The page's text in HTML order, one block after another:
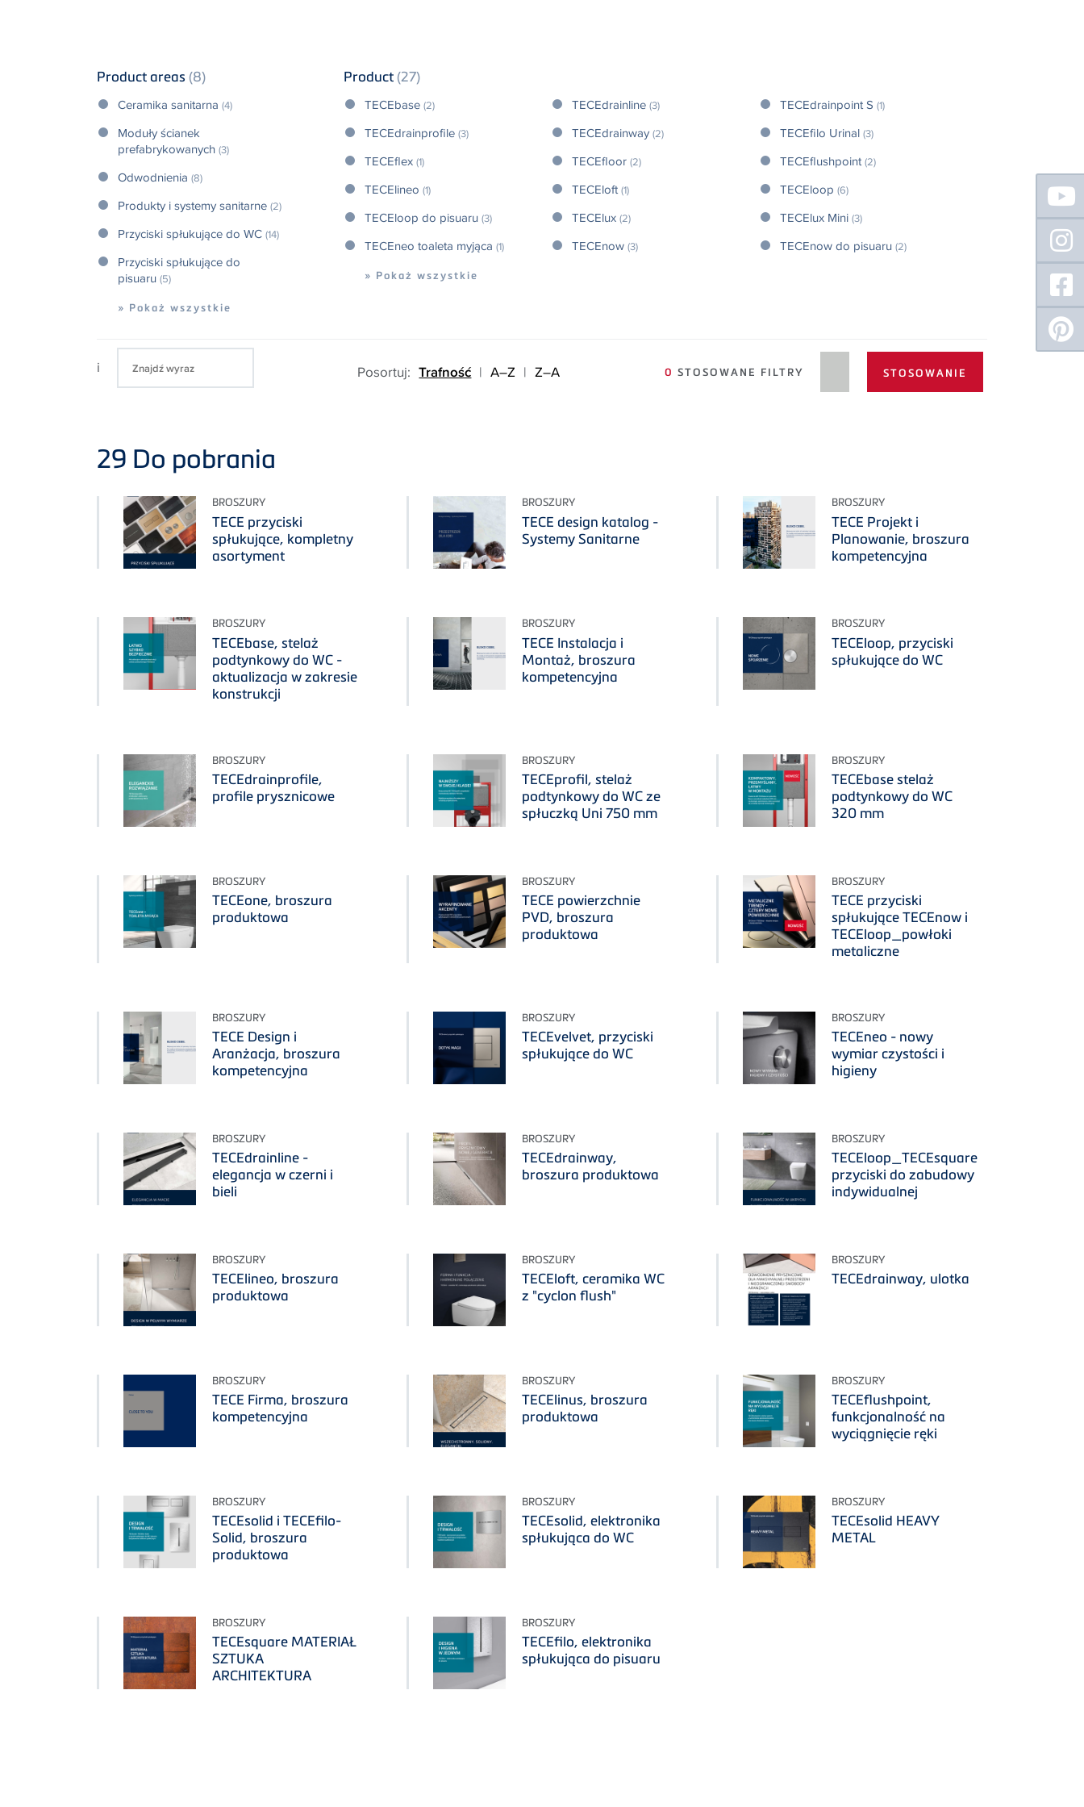
Product areas (8)
Ceramika sanitarna (4)
Moduły ścianek
prefabrykowanych (3)
Odwodnienia (8)
Produkty i systemy sanitarne (2)
Przyciski spłukujące do WC (14)
Przyciski spłukujące do
pisuaru (5)
» Pokaż wszystkie
Product (27)
TECEbase (2) TECEdrainline (3) TECEdrainpoint S (1)
TECEdrainprofile (3) TECEdrainway (2) TECEfilo Urinal (3)
TECEflex (1) TECEfloor (2) TECEflushpoint(2)
TECElineo (1) TECEloft(1) TECEloop (6)
TECEloop do pisuaru (3) TECElux (2) TECElux Mini (3)
TECEneo toaleta myjąca (1) TECEnow (3) TECEnow do pisuaru (2)
» Pokaż wszystkie
i Posortuj: Trafność | A–Z | Z–A 0 STOSOWANE FILTRY
29 Do pobrania
BROSZURY
TECE przyciski
spłukujące, kompletny
asortyment
BROSZURY
TECE design katalog -
Systemy Sanitarne
BROSZURY
TECE Projekt i
Planowanie, broszura
kompetencyjna
BROSZURY
TECEbase, stelaż
podtynkowy do WC -
aktualizacja w zakresie
konstrukcji
BROSZURY
TECE Instalacja i
Montaż, broszura
kompetencyjna
BROSZURY
TECEloop, przyciski
spłukujące do WC
BROSZURY
TECEdrainprofile,
profile prysznicowe
BROSZURY
TECEprofil, stelaż
podtynkowy do WC ze
spłuczką Uni 750 mm
BROSZURY
TECEbase stelaż
podtynkowy do WC
320 mm
BROSZURY
TECEone, broszura
produktowa
BROSZURY
TECE powierzchnie
PVD, broszura
produktowa
BROSZURY
TECE przyciski
spłukujące TECEnow i
TECEloop_powłoki
metaliczne
BROSZURY
TECE Design i
Aranżacja, broszura
kompetencyjna
BROSZURY
TECEvelvet, przyciski
spłukujące do WC
BROSZURY
TECEneo - nowy
wymiar czystości i
higieny
BROSZURY
TECEdrainline -
elegancja w czerni i
bieli
BROSZURY
TECEdrainway,
broszura produktowa
BROSZURY
TECEloop_TECEsquare
przyciski do zabudowy
indywidualnej
BROSZURY
TECElineo, broszura
produktowa
BROSZURY
TECEloft, ceramika WC
z "cyclon flush"
BROSZURY
TECEdrainway, ulotka
BROSZURY
TECE Firma, broszura
kompetencyjna
BROSZURY
TECElinus, broszura
produktowa
BROSZURY
TECEflushpoint,
funkcjonalność na
wyciągnięcie ręki
BROSZURY
TECEsolid i TECEfilo-
Solid, broszura
produktowa
BROSZURY
TECEsolid, elektronika
spłukująca do WC
BROSZURY
TECEsolid HEAVY
METAL
BROSZURY
TECEsquare MATERIAŁ
SZTUKA
ARCHITEKTURA
BROSZURY
TECEfilo, elektronika
spłukująca do pisuaru
Floating